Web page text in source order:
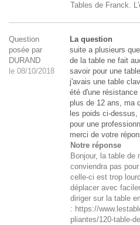
Tables de Franck.
Question
posée par
DURAND
le 08/10/2018
La question
suite a plusieurs
de la table ne fait
savoir pour une
j'avais une table
été d'une
plus de 12 ans, ma
les poids ci-
pour une
merci de votre
Notre réponse
Bonjour, la table de
conviendra pas
celle-ci est trop
déplacer avec
diriger sur la table
: https://
pliantes/120-table-